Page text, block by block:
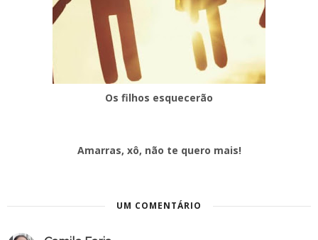
Os filhos esquecerão
Amarras, xô, não te quero mais!
UM COMENTÁRIO